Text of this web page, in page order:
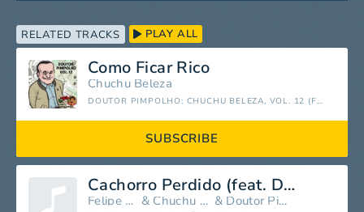
RELATED TRACKS PLAY ALL
Como Ficar Rico
Chuchu Beleza
DOUTOR PIMPOLHO: CHUCHU BELEZA, VOL. 12 (FEAT. DOUTOR PIMPOLHO & FELIPE XAVIER)
SUBSCRIBE
Cachorro Perdido (feat. Doutor Pimpolho)
Felipe Xavier & Chuchu Beleza & Doutor Pimpolho